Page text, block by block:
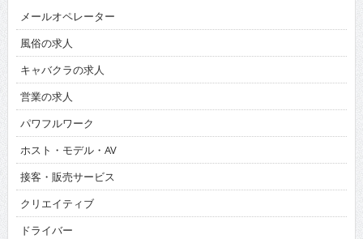
メールオペレーター
風俗の求人
キャバクラの求人
営業の求人
パワフルワーク
ホスト・モデル・AV
接客・販売サービス
クリエイティブ
ドライバー